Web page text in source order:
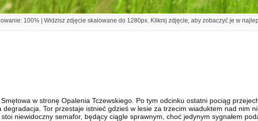
100% | Widzisz zdjęcie skalowane do 1280px. Kliknij zdjęcie, aby zobaczyć je w
w stronę Opalenia Tczewskiego. Po tym odcinku ostatni pociąg
Tor przestaje istnieć gdzieś w lesie za trzecim wiaduktem nad nim
niewidoczny semafor, będący ciągle sprawnym, choć jedynym sygnałem